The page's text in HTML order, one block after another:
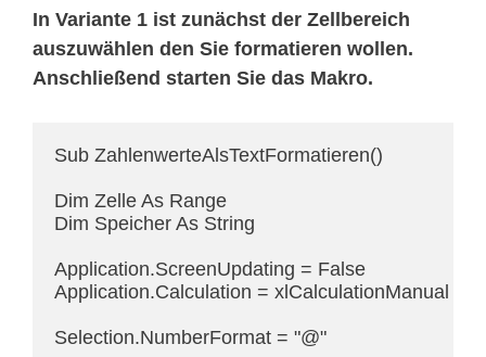
In Variante 1 ist zunächst der Zellbereich
auszuwählen den Sie formatieren wollen.
Anschließend starten Sie das Makro.
Sub ZahlenwerteAlsTextFormatieren()
Dim Zelle As Range
Dim Speicher As String
Application.ScreenUpdating = False
Application.Calculation = xlCalculationManual
Selection.NumberFormat = "@"